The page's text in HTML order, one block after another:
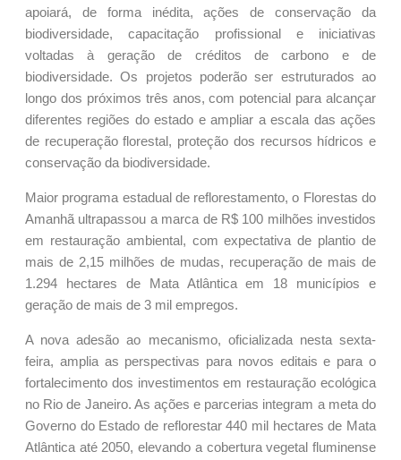
apoiará, de forma inédita, ações de conservação da
biodiversidade, capacitação profissional e iniciativas
voltadas à geração de créditos de carbono e de
biodiversidade. Os projetos poderão ser estruturados ao
longo dos próximos três anos, com potencial para alcançar
diferentes regiões do estado e ampliar a escala das ações
de recuperação florestal, proteção dos recursos hídricos e
conservação da biodiversidade.
Maior programa estadual de reflorestamento, o Florestas do
Amanhã ultrapassou a marca de R$ 100 milhões investidos
em restauração ambiental, com expectativa de plantio de
mais de 2,15 milhões de mudas, recuperação de mais de
1.294 hectares de Mata Atlântica em 18 municípios e
geração de mais de 3 mil empregos.
A nova adesão ao mecanismo, oficializada nesta sexta-
feira, amplia as perspectivas para novos editais e para o
fortalecimento dos investimentos em restauração ecológica
no Rio de Janeiro. As ações e parcerias integram a meta do
Governo do Estado de reflorestar 440 mil hectares de Mata
Atlântica até 2050, elevando a cobertura vegetal fluminense